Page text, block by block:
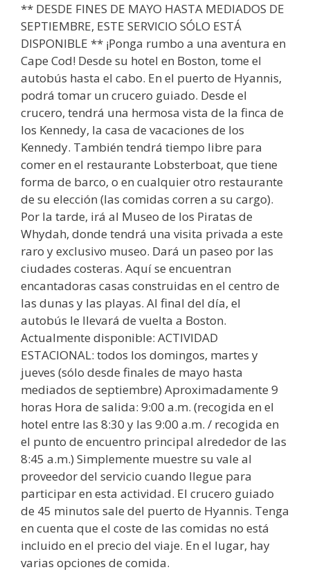
** DESDE FINES DE MAYO HASTA MEDIADOS DE
SEPTIEMBRE, ESTE SERVICIO SÓLO ESTÁ
DISPONIBLE ** ¡Ponga rumbo a una aventura en
Cape Cod! Desde su hotel en Boston, tome el
autobús hasta el cabo. En el puerto de Hyannis,
podrá tomar un crucero guiado. Desde el
crucero, tendrá una hermosa vista de la finca de
los Kennedy, la casa de vacaciones de los
Kennedy. También tendrá tiempo libre para
comer en el restaurante Lobsterboat, que tiene
forma de barco, o en cualquier otro restaurante
de su elección (las comidas corren a su cargo).
Por la tarde, irá al Museo de los Piratas de
Whydah, donde tendrá una visita privada a este
raro y exclusivo museo. Dará un paseo por las
ciudades costeras. Aquí se encuentran
encantadoras casas construidas en el centro de
las dunas y las playas. Al final del día, el
autobús le llevará de vuelta a Boston.
Actualmente disponible: ACTIVIDAD
ESTACIONAL: todos los domingos, martes y
jueves (sólo desde finales de mayo hasta
mediados de septiembre) Aproximadamente 9
horas Hora de salida: 9:00 a.m. (recogida en el
hotel entre las 8:30 y las 9:00 a.m. / recogida en
el punto de encuentro principal alrededor de las
8:45 a.m.) Simplemente muestre su vale al
proveedor del servicio cuando llegue para
participar en esta actividad. El crucero guiado
de 45 minutos sale del puerto de Hyannis. Tenga
en cuenta que el coste de las comidas no está
incluido en el precio del viaje. En el lugar, hay
varias opciones de comida.